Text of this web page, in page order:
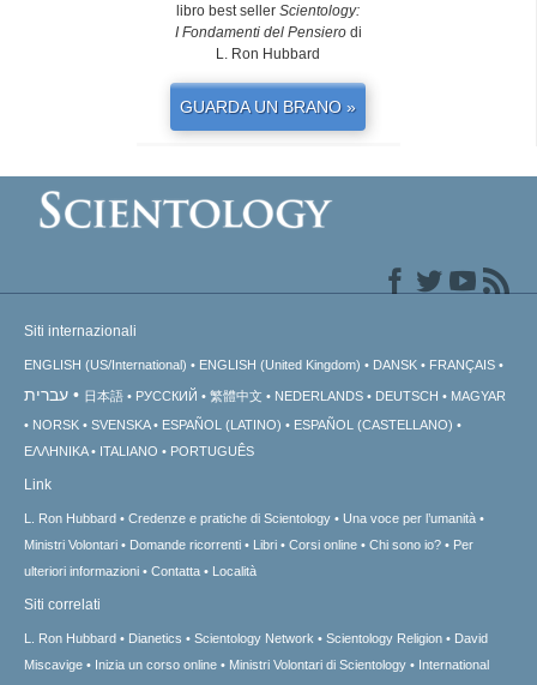
libro best seller Scientology:
I Fondamenti del Pensierodi
L. Ron Hubbard
GUARDA UN BRANO »
Siti internazionali
ENGLISH (US/International) ENGLISH (United Kingdom) DANSK FRANÇAIS
עברית 日本語 РУССКИЙ 繁體中文 NEDERLANDS DEUTSCH
MAGYAR
NORSK
SVENSKA ESPAÑOL (LATINO)
ESPAÑOL (CASTELLANO)
ΕΛΛΗΝΙΚA
ITALIANO PORTUGUÊS
Link
L. Ron Hubbard Credenze e pratiche di Scientology
Una voce per l’umanità
Ministri Volontari
Domande ricorrenti Libri Corsi online Chi sono io?
Per
ulteriori informazioni
Contatta Località
Siti correlati
L. Ron Hubbard Dianetics Scientology Network Scientology Religion
David
Miscavige
Inizia un corso online Ministri Volontari di Scientology
International